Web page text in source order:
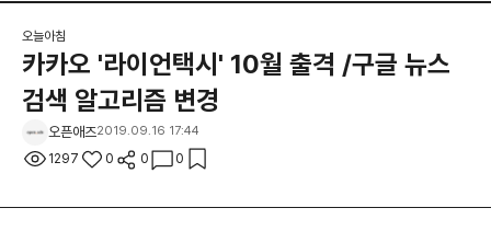
오늘아침
카카오 '라이언택시' 10월 출격 /구글 뉴스
검색 알고리즘 변경
오픈애즈2019.09.16 17:44
1297 0 0 0